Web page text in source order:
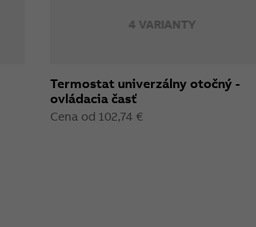
4 VARIANTY
Termostat univerzálny otočný -
ovládacia časť
Cena od 102,74 €